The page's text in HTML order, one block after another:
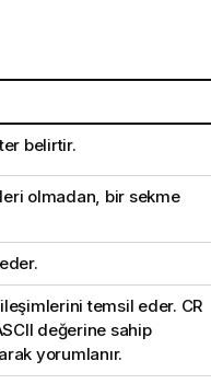
belirtir.
olmadan, bir sekme
temsil eder. CR
değerine sahip
yorumlanır.